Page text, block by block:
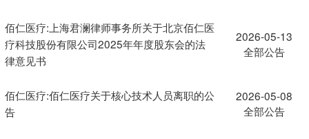
佰仁医疗:上海君澜律师事务所关于北京佰仁医
疗科技股份有限公司2025年年度股东会的法
律意见书
2026-05-13
全部公告
佰仁医疗:佰仁医疗关于核心技术人员离职的公
告
2026-05-08
全部公告